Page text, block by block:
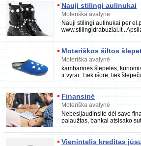
Nauji stilingi aulinukai
Moteriška avalynė
Nauji stilingi aulinukai per
www.stilingidrabuziai.lt .
savybes, išsi
Moteriškos šiltos
Moteriška avalynė
kambarinės šlepetės,
ir vyrai. Tiek išorė, tiek
Finansinė
Moteriška avalynė
Nebesijaudinsite dėl savo
palaužtas, bankai atsisako
procesas yra per lėtas ir
Vienintelis kreditas